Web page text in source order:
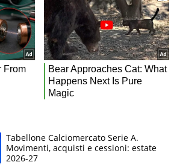
Tabellone Calciomercato Serie A.
Movimenti, acquisti e cessioni: estate
2026-27